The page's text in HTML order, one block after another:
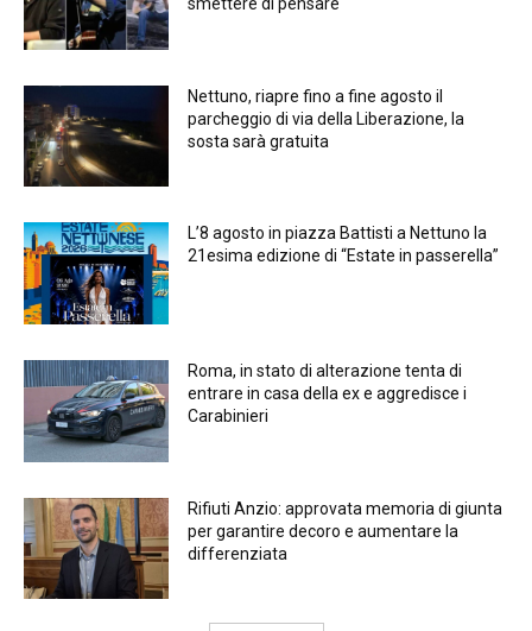
Nettuno, riapre fino a fine agosto il
parcheggio di via della Liberazione, la
sosta sarà gratuita
L’8 agosto in piazza Battisti a Nettuno la
21esima edizione di “Estate in passerella”
Roma, in stato di alterazione tenta di
entrare in casa della ex e aggredisce i
Carabinieri
Rifiuti Anzio: approvata memoria di giunta
per garantire decoro e aumentare la
differenziata